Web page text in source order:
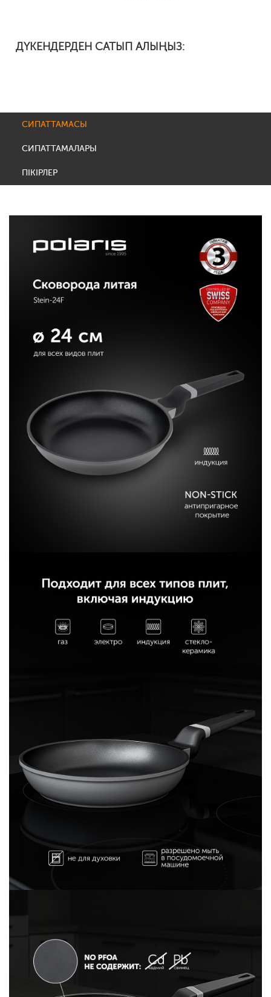
ДҮКЕНДЕРДЕН САТЫП АЛЫҢЫЗ:
СИПАТТАМАСЫ
СИПАТТАМАЛАРЫ
ПІКІРЛЕР